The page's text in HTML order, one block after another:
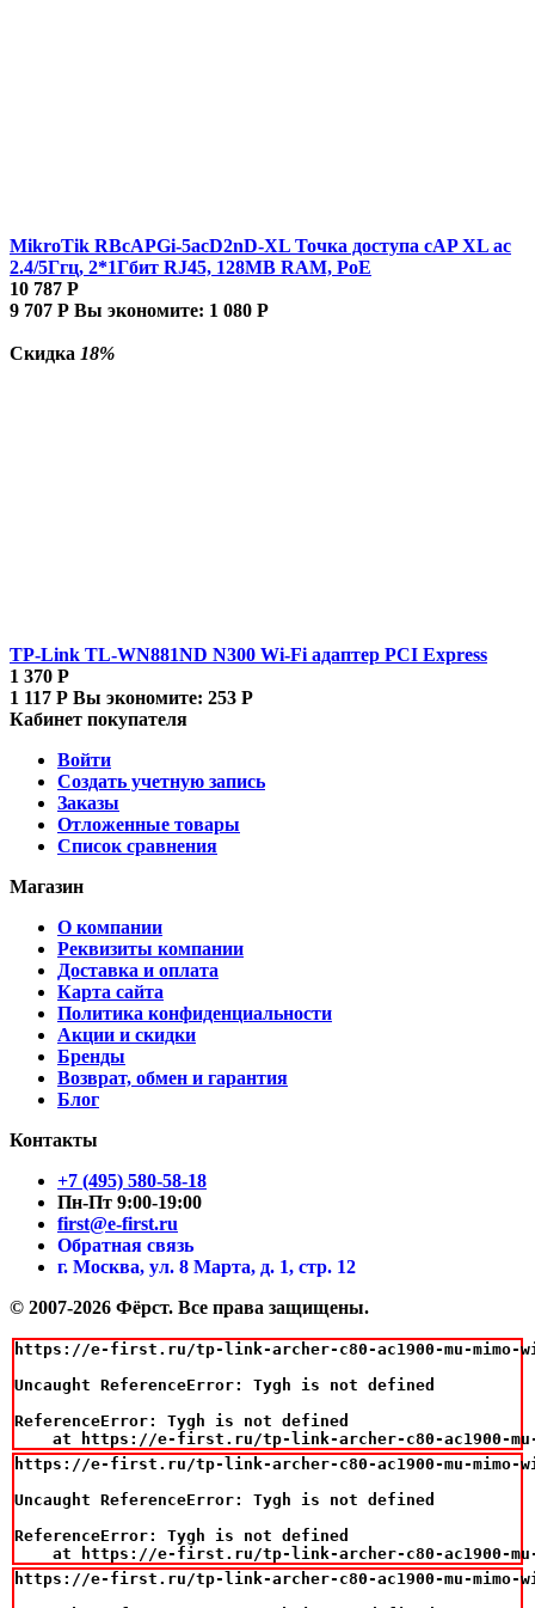
MikroTik RBcAPGi-5acD2nD-XL Точка доступа cAP XL ac
2.4/5Ггц, 2*1Гбит RJ45, 128MB RAM, PoE
10 787 Р
9 707 Р Вы экономите: 1 080 Р
Скидка 18%
TP-Link TL-WN881ND N300 Wi-Fi адаптер PCI Express
1 370 Р
1 117 Р Вы экономите: 253 Р
Кабинет покупателя
Войти
Создать учетную запись
Заказы
Отложенные товары
Список сравнения
Магазин
О компании
Реквизиты компании
Доставка и оплата
Карта сайта
Политика конфиденциальности
Акции и скидки
Бренды
Возврат, обмен и гарантия
Блог
Контакты
+7 (495) 580-58-18
Пн-Пт 9:00-19:00
first@e-first.ru
Обратная связь
г. Москва, ул. 8 Марта, д. 1, стр. 12
© 2007-2026 Фёрст. Все права защищены.
https://e-first.ru/tp-link-archer-c80-ac1900-mu-mimo-
Uncaught ReferenceError: Tygh is not defined
ReferenceError: Tygh is not defined
at https://e-first.ru/tp-link-archer-c80-ac1900-
https://e-first.ru/tp-link-archer-c80-ac1900-mu-mimo-
Uncaught ReferenceError: Tygh is not defined
ReferenceError: Tygh is not defined
at https://e-first.ru/tp-link-archer-c80-ac1900-
https://e-first.ru/tp-link-archer-c80-ac1900-mu-mimo-